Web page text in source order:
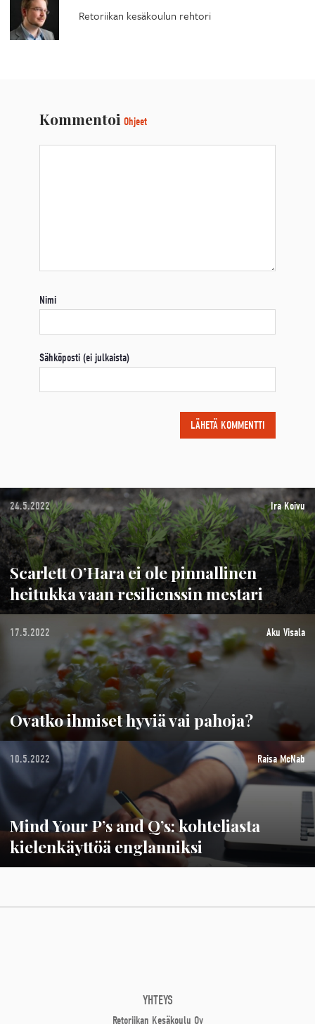
Retoriikan kesäkoulun rehtori
Kommentoi Ohjeet
Nimi
Sähköposti (ei julkaista)
24.5.2022 Ira Koivu
Scarlett O’Hara ei ole pinnallinen
heitukka vaan resilienssin mestari
17.5.2022 Aku Visala
Ovatko ihmiset hyviä vai pahoja?
10.5.2022 Raisa McNab
Mind Your P’s and Q’s: kohteliasta
kielenkäyttöä englanniksi
YHTEYS
Retoriikan Kesäkoulu Oy